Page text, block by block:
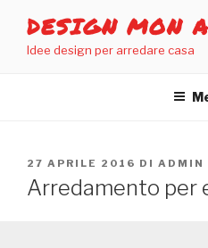
contenuto
DESIGN MON
Idee design per arredare casa
PUBBLICATO
IL
27 APRILE 2016 DI ADMIN
Arredamento per